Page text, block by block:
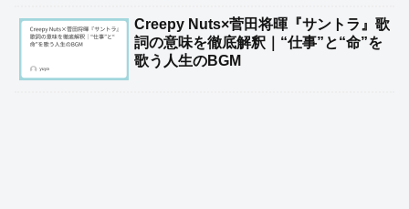
Creepy Nuts×菅田将暉『サントラ』歌
詞の意味を徹底解釈｜“仕事”と“命”を
歌う人生のBGM